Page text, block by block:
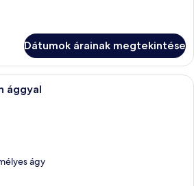
Dátumok árainak megtekintése
Egy szállodai szoba két ággyal, fa
ággyal
ágy